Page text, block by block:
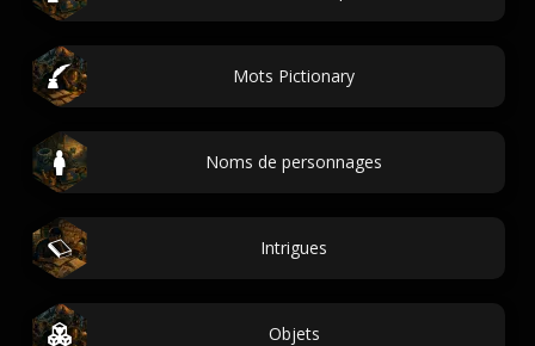
Mots Pictionary
Noms de personnages
Intrigues
Objets